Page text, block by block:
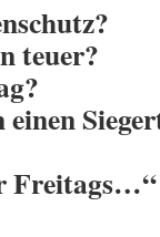
teuer?
einen